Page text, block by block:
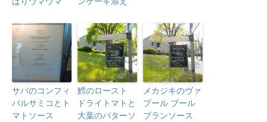
はりウマウマ
ンケーキ添え
サバのコンフィ
バルサミコとト
マトソース
鱈のロースト
ドライトマトと
大葉のバターソ
メカジキのヴァ
プール ブール
ブランソース